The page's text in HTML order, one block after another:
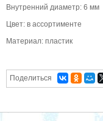
Внутренний диаметр: 6 мм
Цвет: в ассортименте
Материал: пластик
Поделиться